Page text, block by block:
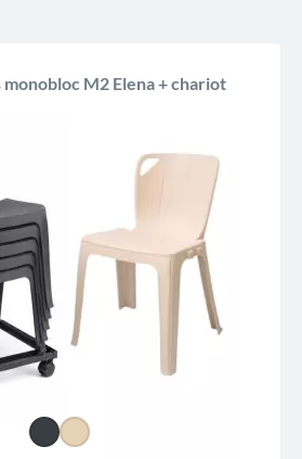
monobloc M2 Elena + chariot